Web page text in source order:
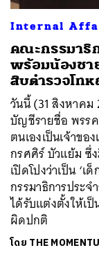
Internal
คณะกรรมาธิ
พร้อมน้องชาย
สิบตำรวจโท
วันนี้ (31 สิงหาค
บัญชีรายชื่อ พรรค
ตนเองเป็นเจ้าข
กรศศิร์ บัวแย้ม ซึ่
เปิดโปงว่าเป็น ‘เ
กรรมาธิการประ
ได้รับแต่งตั้งให้เ
ผิดปกติ
โดย THE